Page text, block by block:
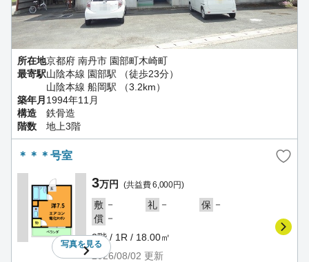
所在地京都府 南丹市 園部町木崎町
最寄駅山陰本線 園部駅 （徒歩23分）
山陰本線 船岡駅 （3.2km）
築年月 1994年11月
構造
鉄骨造
階数
地上3階
＊＊＊号室
写真を見る
3万円 (共益費 6,000円)
敷 － 礼 － 保 －
償 －
2階 / 1R / 18.00㎡
2026/08/02 更新